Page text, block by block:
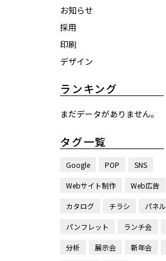
お知らせ
採用
印刷
デザイン
ランキング
まだデータがありません。
タグ一覧
Google POP SNS
Webサイト制作 Web広告
カタログ チラシ パネル
パンフレット ランチ会
分析 展示会 新年会